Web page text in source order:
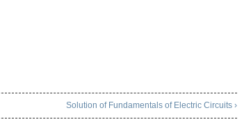
Solution of Fundamentals of Electric Circuits ›